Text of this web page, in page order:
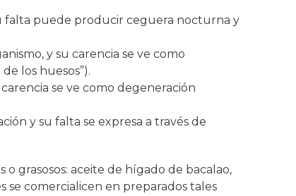
falta puede producir ceguera nocturna y
y su carencia se ve como
los huesos”).
se ve como degeneración
y su falta se expresa a través de
o grasosos: aceite de hígado de bacalao,
se comercialicen en preparados tales